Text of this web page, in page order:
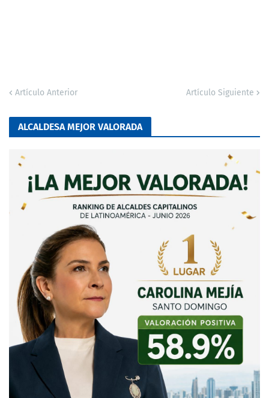
Artículo Anterior Artículo Siguiente
ALCALDESA MEJOR VALORADA